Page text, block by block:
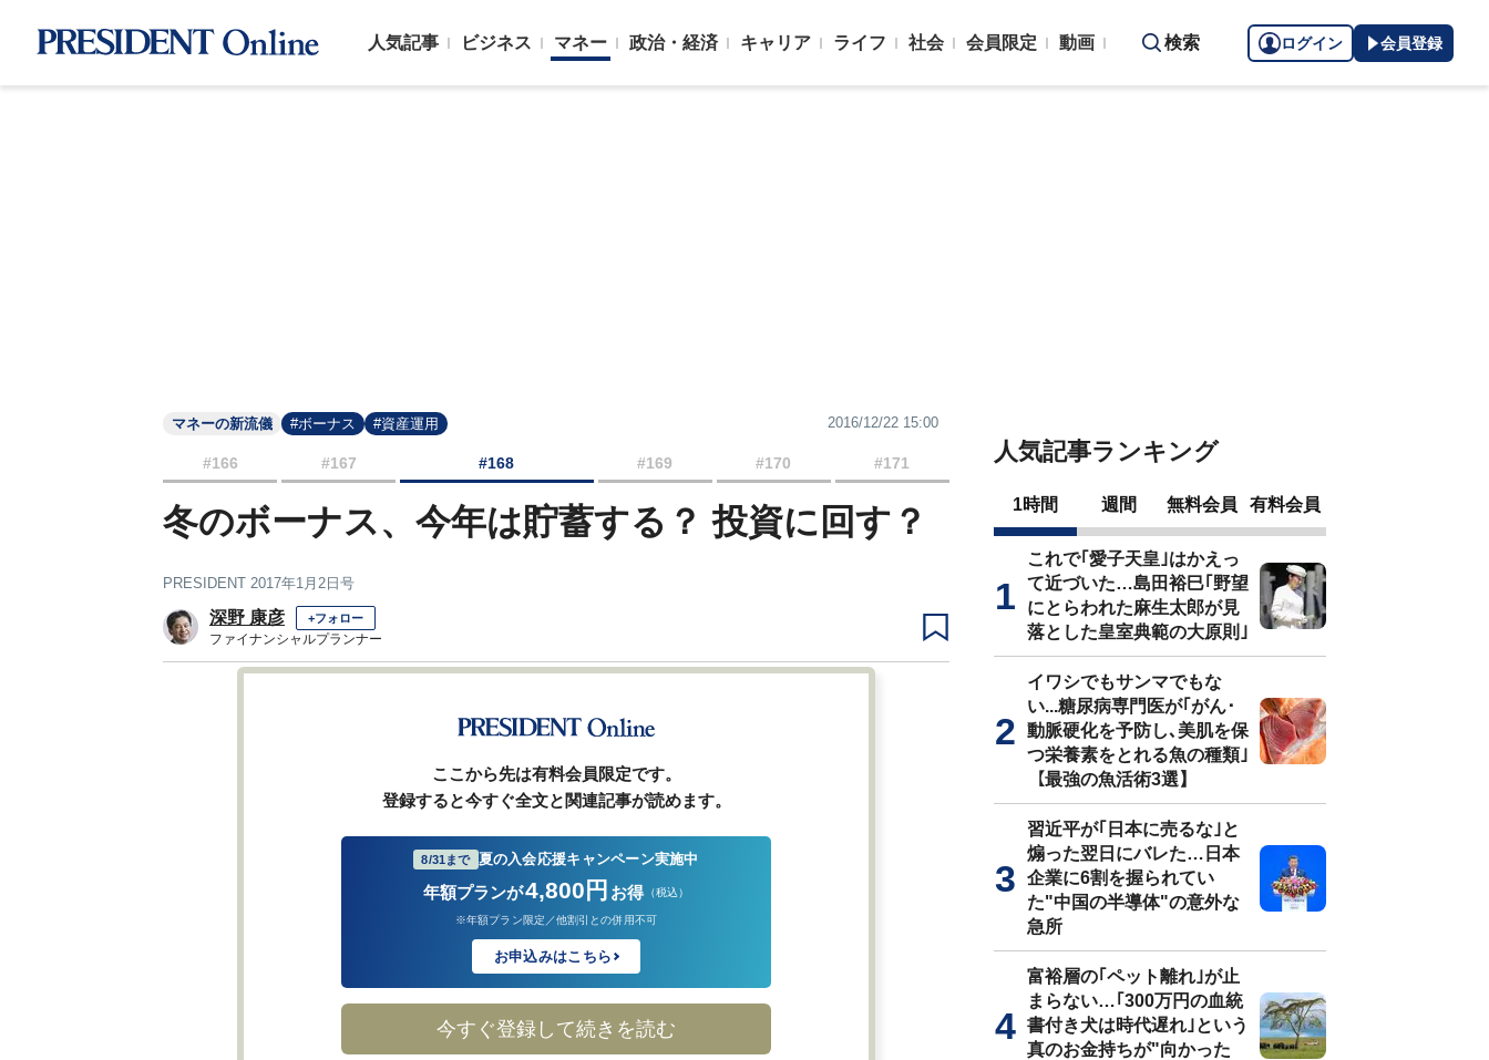
人気記事 ビジネス マネー 政治・経済 キャリア ライフ 社会 会員限定 動画 検索 ログイン 会員登録
マネーの新流儀 #ボーナス #資産運用 2016/12/22 15:00
#166 #167 #168 #169 #170 #171
冬のボーナス、今年は貯蓄する？ 投資に回す？
PRESIDENT 2017年1月2日号
深野 康彦 +フォロー
ファイナンシャルプランナー
ここから先は有料会員限定です。
登録すると今すぐ全文と関連記事が読めます。
8/31まで 夏の入会応援キャンペーン実施中
年額プランが4,800円 お得 （税込）
※年額プラン限定／他割引との併用不可
お申込みはこちら
今すぐ登録して続きを読む
人気記事ランキング
1時間 週間 無料会員 有料会員
これで｢愛子天皇｣はかえっ
て近づいた…島田裕巳｢野望
にとらわれた麻生太郎が見
落とした皇室典範の大原則｣
イワシでもサンマでもな
い...糖尿病専門医が｢がん･
動脈硬化を予防し､美肌を保
つ栄養素をとれる魚の種類｣
【最強の魚活術3選】
習近平が｢日本に売るな｣と
煽った翌日にバレた…日本
企業に6割を握られてい
た"中国の半導体"の意外な
急所
富裕層の｢ペット離れ｣が止
まらない…｢300万円の血統
書付き犬は時代遅れ｣という
真のお金持ちが"向かった